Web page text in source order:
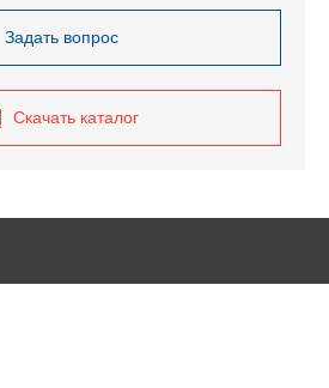
Задать вопрос
Скачать каталог